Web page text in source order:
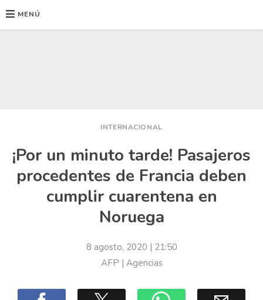
MENÚ
INTERNACIONAL
¡Por un minuto tarde! Pasajeros
procedentes de Francia deben
cumplir cuarentena en
Noruega
8 agosto, 2020 | 21:50
AFP | Agencias